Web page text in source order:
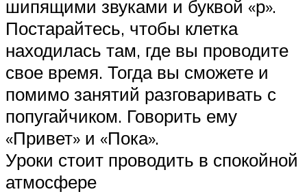
шипящими звуками и буквой «р».
Постарайтесь, чтобы клетка
находилась там, где вы проводите
свое время. Тогда вы сможете и
помимо занятий разговаривать с
попугайчиком. Говорить ему
«Привет» и «Пока».
Уроки стоит проводить в спокойной
атмосфере